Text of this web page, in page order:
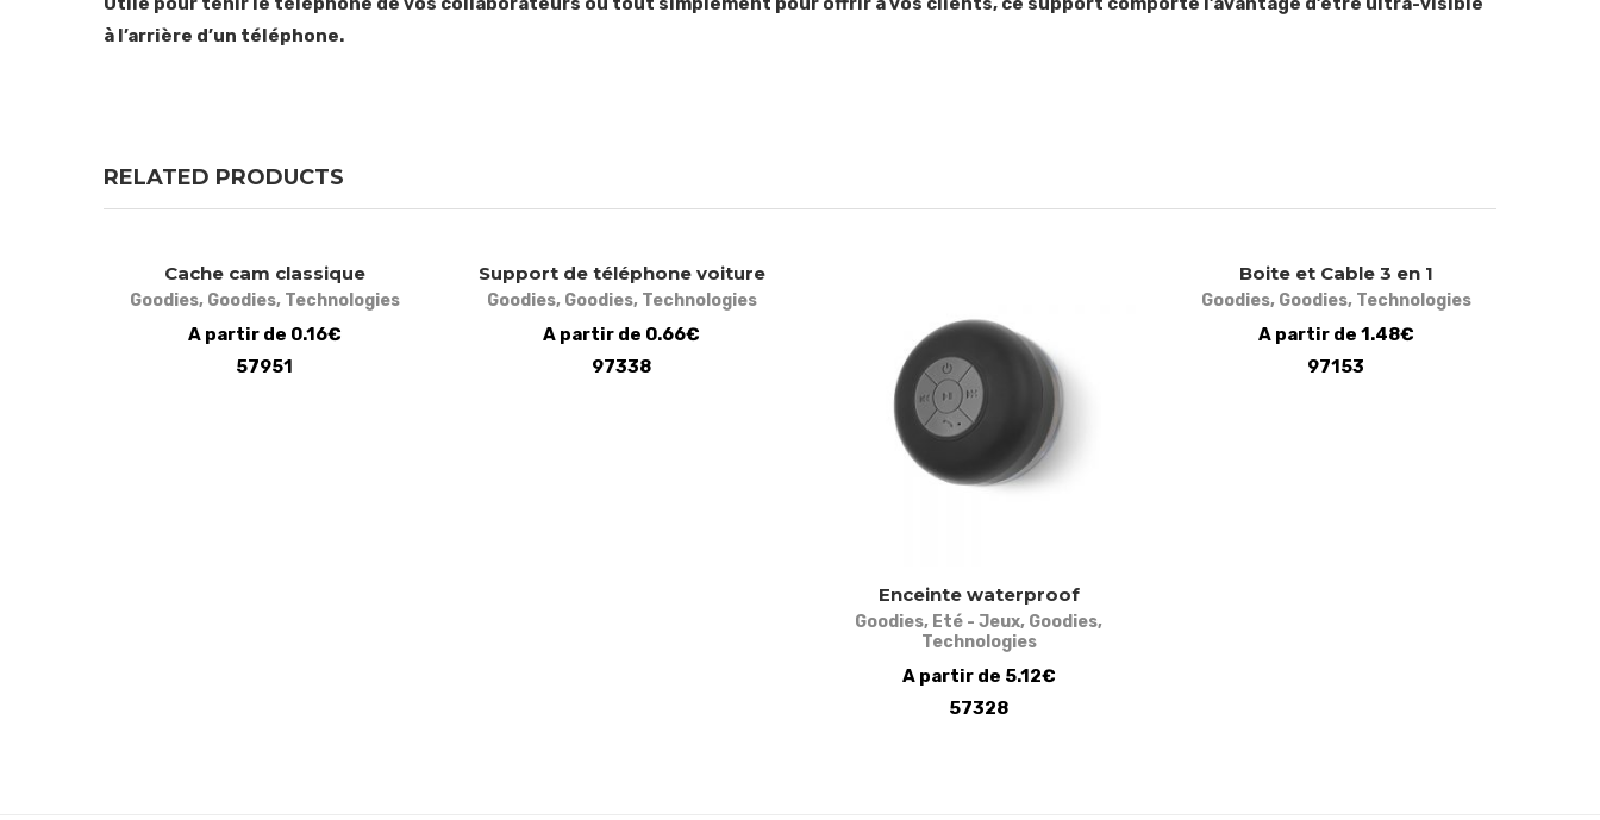
à l’arrière d’un téléphone.
RELATED PRODUCTS
Cache cam classique
Goodies, Goodies, Technologies
A partir de 0.16€
57951
Support de téléphone voiture
Goodies, Goodies, Technologies
A partir de 0.66€
97338
Enceinte waterproof
Goodies, Eté - Jeux, Goodies,
Technologies
A partir de 5.12€
57328
Boite et Cable 3 en 1
Goodies, Goodies, Technologies
A partir de 1.48€
97153